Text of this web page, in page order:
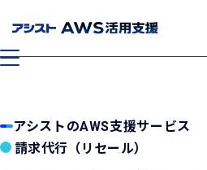
メニューを開閉する
アシストのAWS支援サービス
請求代行（リセール）